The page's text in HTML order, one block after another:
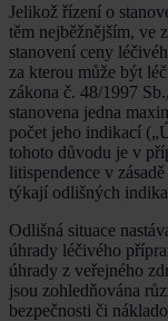
Jelikož řízení o
těm nejběžnějším, ve
stanovení ceny
za kterou může být
zákona č. 48/1997
stanovena jedna
počet jeho indikací
tohoto důvodu je v
litispendence v
týkají odlišných
Odlišná situace
úhrady léčivého
úhrady z veřejného
jsou zohledňována
bezpečnosti či